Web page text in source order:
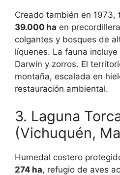
Creado también en 1973,
39.000 ha en
colgantes y bosques de
líquenes. La fauna
Darwin y zorros. El
montaña, escalada en
restauración ambiental.
3. Laguna
(Vichuquén,
Humedal costero
274 ha, refugio de aves